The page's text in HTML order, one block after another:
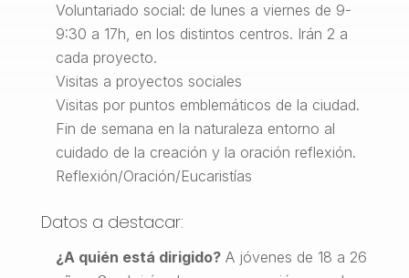
Voluntariado social: de lunes a viernes de 9-
9:30 a 17h, en los distintos centros. Irán 2 a
cada proyecto.
Visitas a proyectos sociales
Visitas por puntos emblemáticos de la ciudad.
Fin de semana en la naturaleza entorno al
cuidado de la creación y la oración reflexión.
Reflexión/Oración/Eucaristías
Datos a destacar:
¿A quién está dirigido?A jóvenes de 18 a 26